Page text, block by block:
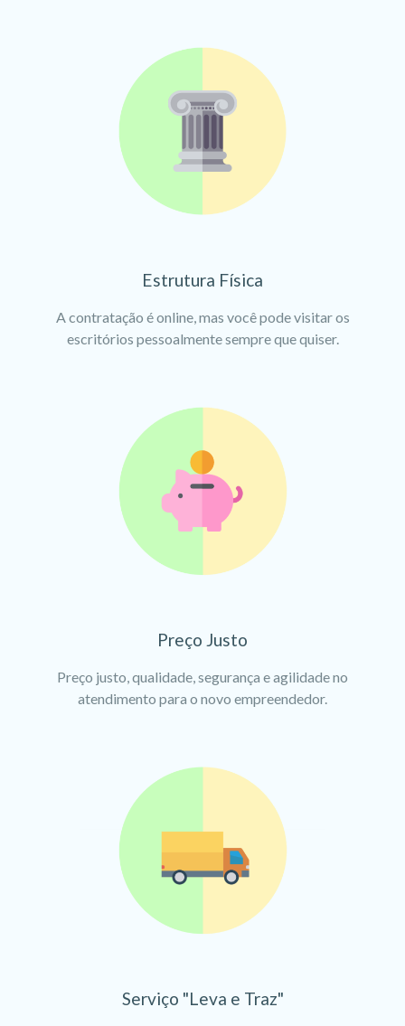
Estrutura Física
A contratação é online, mas você pode visitar os
escritórios pessoalmente sempre que quiser.
Preço Justo
Preço justo, qualidade, segurança e agilidade no
atendimento para o novo empreendedor.
Serviço "Leva e Traz"